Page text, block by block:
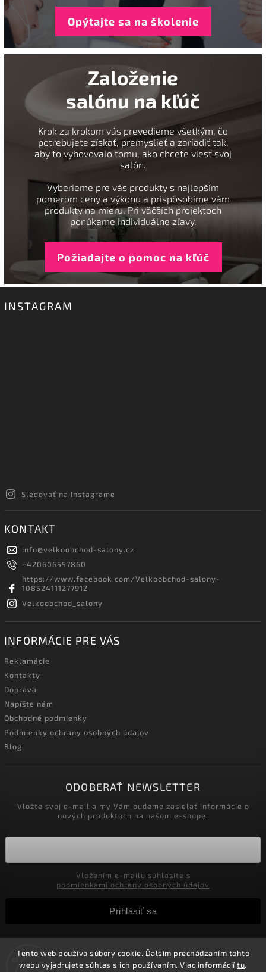
Tento web používa súbory cookie. Ďalším prechádzaním tohto
webu vyjadrujete súhlas s ich používaním. Viac informáciítu.
Opýtajte sa na školenie
Založenie
salónu na kľúč
Krok za krokom vás prevedieme všetkým, čo
potrebujete získať, premyslieť a zariadiť tak,
aby to vyhovovalo tomu, ako chcete viesť svoj
salón.
Vyberieme pre vás produkty s najlepším
pomerom ceny a výkonu a prispôsobíme vám
produkty na mieru. Pri väčších projektoch
ponúkame individuálne zľavy.
Požiadajte o pomoc na kľúč
INSTAGRAM
Sledovať na Instagrame
KONTAKT
info@velkoobchod-salony.cz
+420606557860
https://www.facebook.com/Velkoobchod-salony-
108524111277912
Velkoobchod_salony
INFORMÁCIE PRE VÁS
Reklamácie
Kontakty
Doprava
Napíšte nám
Obchodné podmienky
Podmienky ochrany osobných údajov
Blog
ODOBERAŤ NEWSLETTER
Vložte svoj e-mail a my Vám budeme zasielať informácie o
nových produktoch na našom e-shope.
podmienkami ochrany osobných údajov
Prihlásiť sa
Copyright 2026 Velkoobchod-salony.sk. Všetky práva
vyhradené.